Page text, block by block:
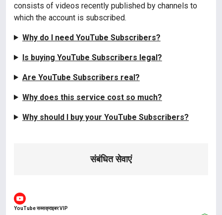
consists of videos recently published by channels to
which the account is subscribed.
Why do I need YouTube Subscribers?
Is buying YouTube Subscribers legal?
Are YouTube Subscribers real?
Why does this service cost so much?
Why should I buy your YouTube Subscribers?
संबंधित सेवाएं
YouTube सब्सक्राइबर VIP